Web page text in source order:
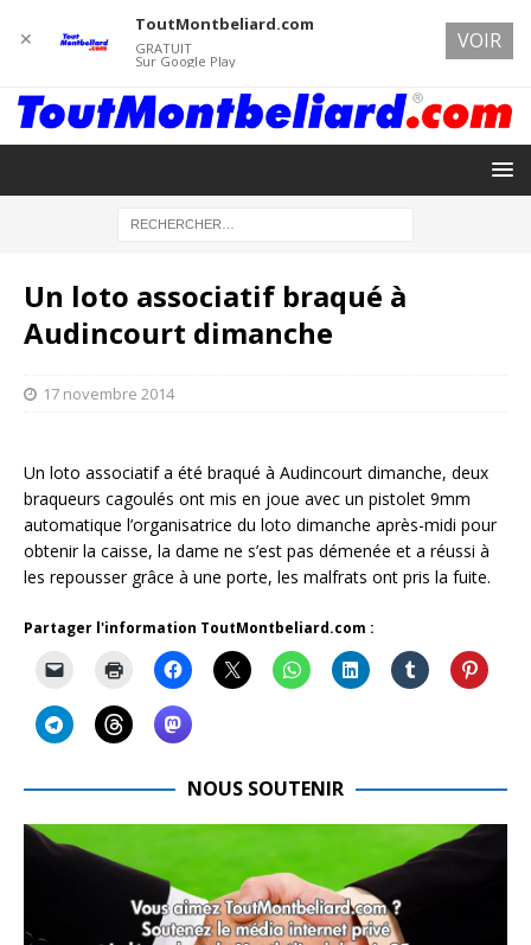
Un loto associatif braqué à
Audincourt dimanche
17 novembre 2014
Un loto associatif a été braqué à Audincourt dimanche, deux
braqueurs cagoulés ont mis en joue avec un pistolet 9mm
automatique l’organisatrice du loto dimanche après-midi pour
obtenir la caisse, la dame ne s’est pas démenée et a réussi à
les repousser grâce à une porte, les malfrats ont pris la fuite.
Partager l'information ToutMontbeliard.com :
NOUS SOUTENIR
✕
ToutMontbeliard.com
GRATUIT
Sur Google Play
VOIR